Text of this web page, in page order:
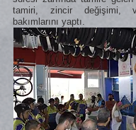
tamiri, zincir değişimi,
bakımlarını yaptı.